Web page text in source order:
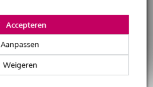
Weigeren
Aanpassen
Accepteren